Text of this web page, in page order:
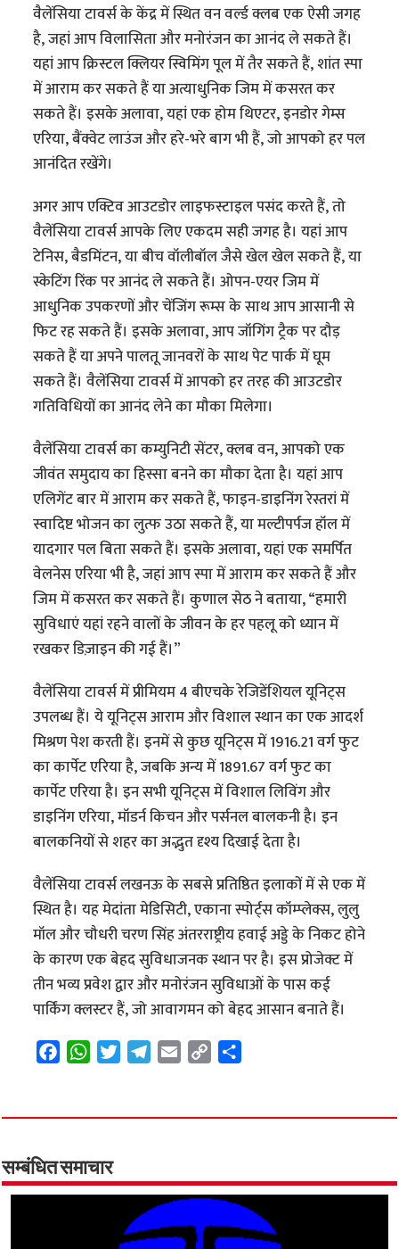
वैलेंसिया टावर्स के केंद्र में स्थित वन वर्ल्ड क्लब एक ऐसी जगह
है, जहां आप विलासिता और मनोरंजन का आनंद ले सकते हैं।
यहां आप क्रिस्टल क्लियर स्विमिंग पूल में तैर सकते हैं, शांत स्पा
में आराम कर सकते हैं या अत्याधुनिक जिम में कसरत कर
सकते हैं। इसके अलावा, यहां एक होम थिएटर, इनडोर गेम्स
एरिया, बैंक्वेट लाउंज और हरे-भरे बाग भी हैं, जो आपको हर पल
आनंदित रखेंगे।
अगर आप एक्टिव आउटडोर लाइफस्टाइल पसंद करते हैं, तो
वैलेंसिया टावर्स आपके लिए एकदम सही जगह है। यहां आप
टेनिस, बैडमिंटन, या बीच वॉलीबॉल जैसे खेल खेल सकते हैं, या
स्केटिंग रिंक पर आनंद ले सकते हैं। ओपन-एयर जिम में
आधुनिक उपकरणों और चेंजिंग रूम्स के साथ आप आसानी से
फिट रह सकते हैं। इसके अलावा, आप जॉगिंग ट्रैक पर दौड़
सकते हैं या अपने पालतू जानवरों के साथ पेट पार्क में घूम
सकते हैं। वैलेंसिया टावर्स में आपको हर तरह की आउटडोर
गतिविधियों का आनंद लेने का मौका मिलेगा।
वैलेंसिया टावर्स का कम्युनिटी सेंटर, क्लब वन, आपको एक
जीवंत समुदाय का हिस्सा बनने का मौका देता है। यहां आप
एलिगेंट बार में आराम कर सकते हैं, फाइन-डाइनिंग रेस्तरां में
स्वादिष्ट भोजन का लुत्फ उठा सकते हैं, या मल्टीपर्पज हॉल में
यादगार पल बिता सकते हैं। इसके अलावा, यहां एक समर्पित
वेलनेस एरिया भी है, जहां आप स्पा में आराम कर सकते हैं और
जिम में कसरत कर सकते हैं। कुणाल सेठ ने बताया, “हमारी
सुविधाएं यहां रहने वालों के जीवन के हर पहलू को ध्यान में
रखकर डिज़ाइन की गई हैं।”
वैलेंसिया टावर्स में प्रीमियम 4 बीएचके रेजिडेंशियल यूनिट्स
उपलब्ध हैं। ये यूनिट्स आराम और विशाल स्थान का एक आदर्श
मिश्रण पेश करती हैं। इनमें से कुछ यूनिट्स में 1916.21 वर्ग फुट
का कार्पेट एरिया है, जबकि अन्य में 1891.67 वर्ग फुट का
कार्पेट एरिया है। इन सभी यूनिट्स में विशाल लिविंग और
डाइनिंग एरिया, मॉडर्न किचन और पर्सनल बालकनी है। इन
बालकनियों से शहर का अद्भुत दृश्य दिखाई देता है।
वैलेंसिया टावर्स लखनऊ के सबसे प्रतिष्ठित इलाकों में से एक में
स्थित है। यह मेदांता मेडिसिटी, एकाना स्पोर्ट्स कॉम्प्लेक्स, लुलु
मॉल और चौधरी चरण सिंह अंतरराष्ट्रीय हवाई अड्डे के निकट होने
के कारण एक बेहद सुविधाजनक स्थान पर है। इस प्रोजेक्ट में
तीन भव्य प्रवेश द्वार और मनोरंजन सुविधाओं के पास कई
पार्किंग क्लस्टर हैं, जो आवागमन को बेहद आसान बनाते हैं।
F
e
o
o
W
t
A
p
T
t
r
T
e
a
m
E
i
C
y
n
r
सम्बंधित समाचार